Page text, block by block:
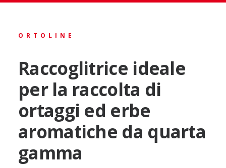
ORTOLINE
Raccoglitrice ideale
per la raccolta di
ortaggi ed erbe
aromatiche da quarta
gamma